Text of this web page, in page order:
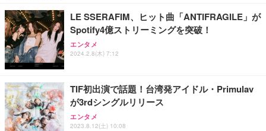
LE SSERAFIM、ヒット曲「ANTIFRAGILE」が
Spotify4億ストリーミングを突破！
エンタメ
2024.2.8(木) 7:12
TIF初出演で話題！台湾発アイドル・Primulav
が3rdシングルリリース
エンタメ
2023.8.12(土) 10:08